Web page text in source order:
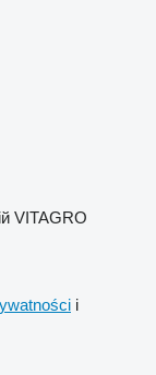
VITAGRO
i